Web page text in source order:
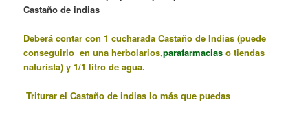
Castaño de indias
Deberá contar con 1 cucharada Castaño de Indias (puede
conseguirlo en una herbolarios,parafarmacias o tiendas
naturista) y 1/1 litro de agua.
Triturar el Castaño de indias lo más que puedas